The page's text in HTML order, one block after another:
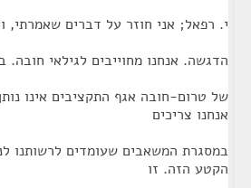
י. רפאל; אני חוזר על דברים שאמרתי,
הדגשה. אנחנו מחוייבים לגילאי חובה.
של טרום-חובה אגף התקציבים אינו
אנחנו צריכים
במסגרת המשאבים שעומדים לרשותנו
הקטע הזה. זו